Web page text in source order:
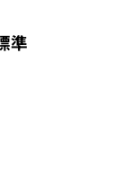
準